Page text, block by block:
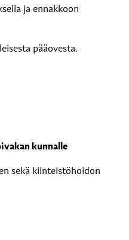
ja ennakkoon
pääovesta.
kunnalle
sekä kiinteistöhoidon